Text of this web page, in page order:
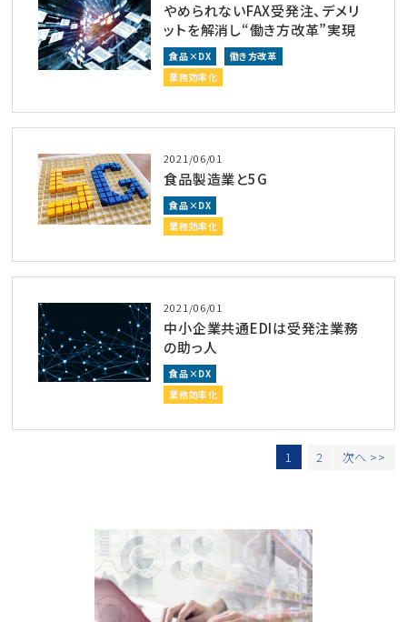
やめられないFAX受発注、デメリ
ットを解消し“働き方改革”実現
食品×DX
働き方改革
業務効率化
2021/06/01
食品製造業と5G
食品×DX
業務効率化
2021/06/01
中小企業共通EDIは受発注業務
の助っ人
食品×DX
業務効率化
1 2 次へ >>